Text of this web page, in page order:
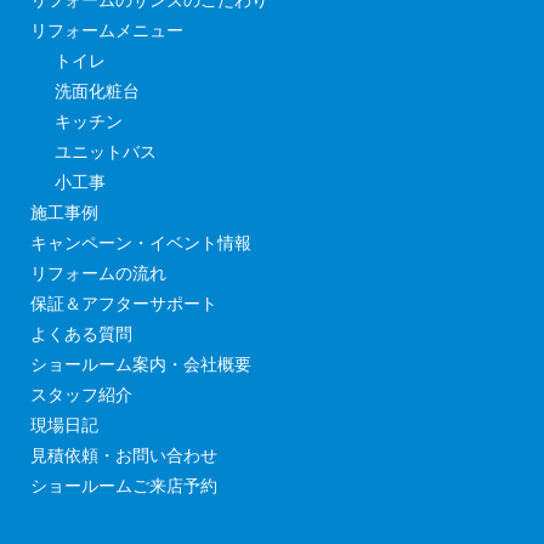
リフォームメニュー
トイレ
洗面化粧台
キッチン
ユニットバス
小工事
施工事例
キャンペーン・イベント情報
リフォームの流れ
保証＆アフターサポート
よくある質問
ショールーム案内・会社概要
スタッフ紹介
現場日記
見積依頼・お問い合わせ
ショールームご来店予約